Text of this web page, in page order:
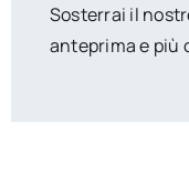
Sosterrai il
anteprima e